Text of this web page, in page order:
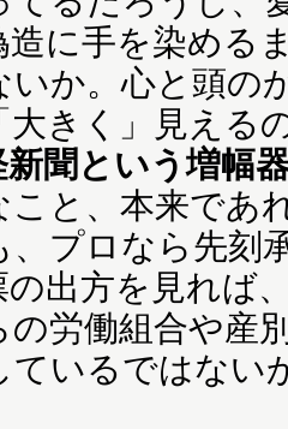
造に手を染める
いか。心と頭の
大きく」見える
聞という増幅
と、本来であ
、プロなら先刻
出方を見れば
の労働組合や産
ているではない